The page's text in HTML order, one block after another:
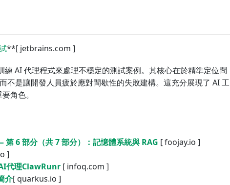
**[ jetbrains.com ]
練 AI 代理程式來處理不穩定的測試案例。其核心在於精準定位問
不是讓開發人員疲於應對間歇性的失敗建構。這充分展現了 AI 工
角色。
6 部分（共 7 部分）：記憶體系統與 RAG [ foojay.io ]
]
代理ClawRunr [ infoq.com ]
介[ quarkus.io ]